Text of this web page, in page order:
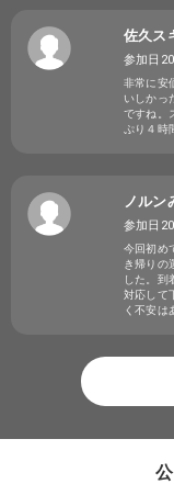
佐久ス
参加日
非常に安
いしかっ
ですね。
ぷり４時
ノルン
参加日
今回初め
き帰りの
した。到
対応して
く不安は